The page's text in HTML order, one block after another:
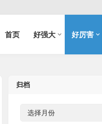
首页 好强大 好厉害
归档